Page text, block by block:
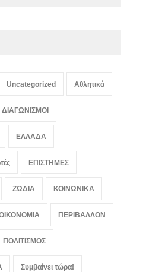
Uncategorized Αθλητικά
ΔΙΑΓΩΝΙΣΜΟΙ
ΕΛΛΑΔΑ
ΕΠΙΣΤΗΜΕΣ
ΖΩΔΙΑ ΚΟΙΝΩΝΙΚΑ
ΠΕΡΙΒΑΛΛΟΝ
ΠΟΛΙΤΙΣΜΟΣ
Συμβαίνει τώρα!